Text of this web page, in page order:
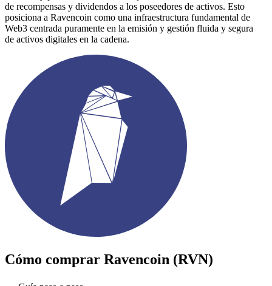
de recompensas y dividendos a los poseedores de activos. Esto
posiciona a Ravencoin como una infraestructura fundamental de
Web3 centrada puramente en la emisión y gestión fluida y segura
de activos digitales en la cadena.
Cómo comprar Ravencoin (RVN)